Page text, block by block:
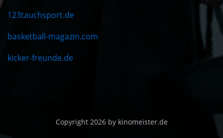
123tauchsport.de
basketball-magazin.com
kicker-freunde.de
Copyright 2026 by kinomeister.de